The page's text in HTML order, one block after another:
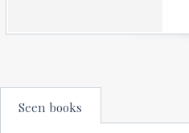
Seen books